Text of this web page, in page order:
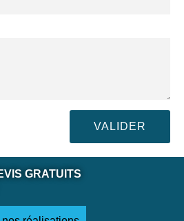
GRATUITS